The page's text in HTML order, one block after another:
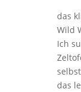
das
Wild
Ich
das